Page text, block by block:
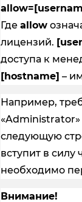
Где allow
лицензий.
доступа к
[hostname] –
Например,
«Administrator»
следующую
вступит в
необходимо
Внимание!